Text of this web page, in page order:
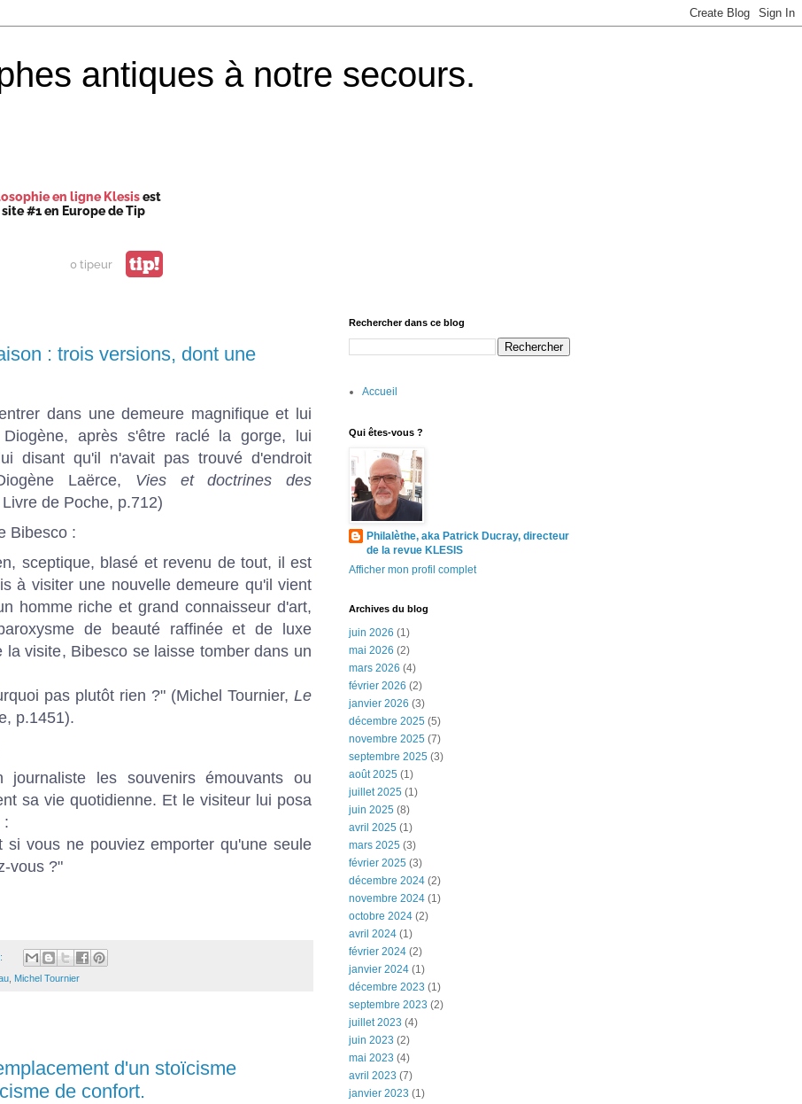
antiques à notre secours.
en ligne Klesisest
#1 en Europe de Tip
0 tipeur tip!
: trois versions, dont une
dans une demeure magnifique et lui
après s'être raclé la gorge, lui
disant qu'il n'avait pas trouvé d'endroit
Laërce, Vies et doctrines des
de Poche, p.712)
Bibesco :
sceptique, blasé et revenu de tout, il est
à visiter une nouvelle demeure qu'il vient
homme riche et grand connaisseur d'art,
de beauté raffinée et de luxe
la visite, Bibesco se laisse tomber dans un
pas plutôt rien ?" (Michel Tournier, Le
p.1451).
les souvenirs émouvants ou
sa vie quotidienne. Et le visiteur lui posa
:
vous ne pouviez emporter qu'une seule
vous ?"
Michel Tournier
d'un stoïcisme
de confort.
Rechercher dans ce blog
Accueil
Qui êtes-vous ?
Philalèthe, aka Patrick Ducray, directeur
de la revue KLESIS
Afficher mon profil complet
Archives du blog
juin 2026 (1)
mai 2026 (2)
mars 2026 (4)
février 2026 (2)
janvier 2026 (3)
décembre 2025 (5)
novembre 2025 (7)
septembre 2025 (3)
août 2025 (1)
juillet 2025 (1)
juin 2025 (8)
avril 2025 (1)
mars 2025 (3)
février 2025 (3)
décembre 2024 (2)
novembre 2024 (1)
octobre 2024 (2)
avril 2024 (1)
février 2024 (2)
janvier 2024 (1)
décembre 2023 (1)
septembre 2023 (2)
juillet 2023 (4)
juin 2023 (2)
mai 2023 (4)
avril 2023 (7)
janvier 2023 (1)